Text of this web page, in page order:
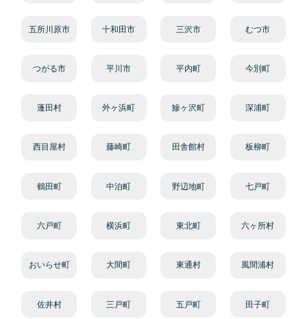
五所川原市 十和田市 三沢市 むつ市
つがる市 平川市 平内町 今別町
蓬田村 外ヶ浜町 鰺ヶ沢町 深浦町
西目屋村 藤崎町 田舎館村 板柳町
鶴田町 中泊町 野辺地町 七戸町
六戸町 横浜町 東北町 六ヶ所村
おいらせ町 大間町 東通村 風間浦村
佐井村 三戸町 五戸町 田子町